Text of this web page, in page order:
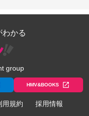
わかる
group
HMV&BOOKS
用規約 採用情報